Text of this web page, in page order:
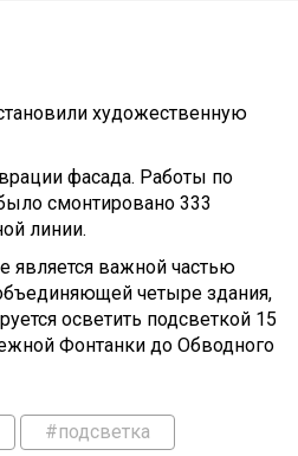
художественную
фасада. Работы по
смонтировано 333
линии.
является важной частью
четыре здания,
осветить подсветкой 15
Фонтанки до Обводного
#подсветка